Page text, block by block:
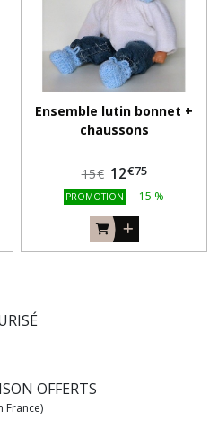
Ensemble lutin bonnet +
chaussons
15€ 12€75
PROMOTION - 15 %
OFFERTS
France)